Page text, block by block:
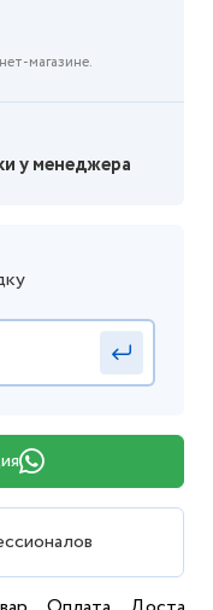
магазине.
у менеджера